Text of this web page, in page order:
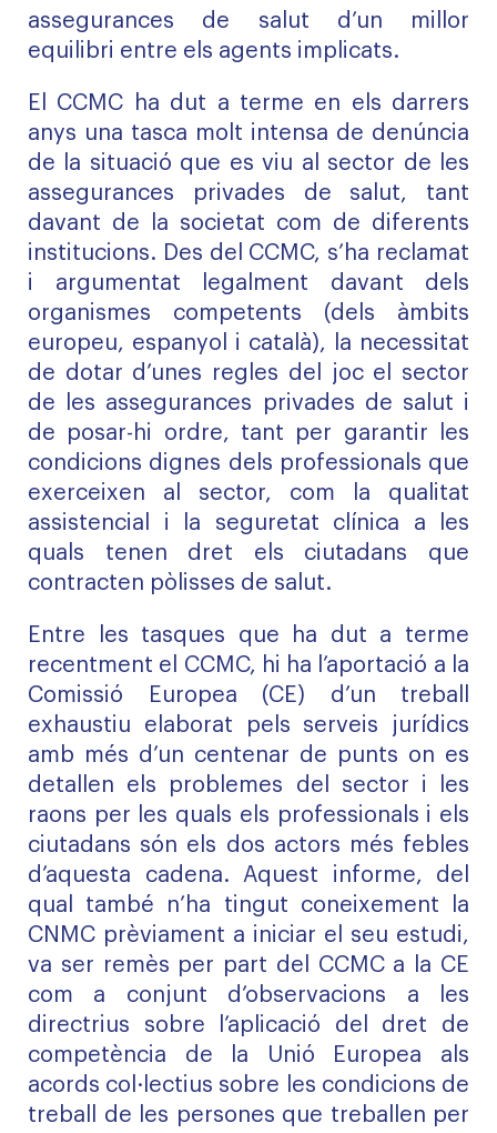
assegurances de salut d’un millor
equilibri entre els agents implicats.
El CCMC ha dut a terme en els darrers
anys una tasca molt intensa de denúncia
de la situació que es viu al sector de les
assegurances privades de salut, tant
davant de la societat com de diferents
institucions. Des del CCMC, s’ha reclamat
i argumentat legalment davant dels
organismes competents (dels àmbits
europeu, espanyol i català), la necessitat
de dotar d’unes regles del joc el sector
de les assegurances privades de salut i
de posar-hi ordre, tant per garantir les
condicions dignes dels professionals que
exerceixen al sector, com la qualitat
assistencial i la seguretat clínica a les
quals tenen dret els ciutadans que
contracten pòlisses de salut.
Entre les tasques que ha dut a terme
recentment el CCMC, hi ha l’aportació a la
Comissió Europea (CE) d’un treball
exhaustiu elaborat pels serveis jurídics
amb més d’un centenar de punts on es
detallen els problemes del sector i les
raons per les quals els professionals i els
ciutadans són els dos actors més febles
d’aquesta cadena. Aquest informe, del
qual també n’ha tingut coneixement la
CNMC prèviament a iniciar el seu estudi,
va ser remès per part del CCMC a la CE
com a conjunt d’observacions a les
directrius sobre l’aplicació del dret de
competència de la Unió Europea als
acords col·lectius sobre les condicions de
treball de les persones que treballen per